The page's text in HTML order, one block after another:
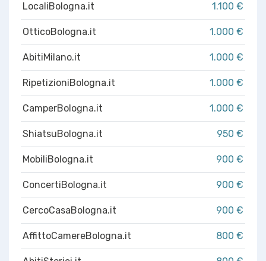
LocaliBologna.it 1.100 €
OtticoBologna.it 1.000 €
AbitiMilano.it 1.000 €
RipetizioniBologna.it 1.000 €
CamperBologna.it 1.000 €
ShiatsuBologna.it 950 €
MobiliBologna.it 900 €
ConcertiBologna.it 900 €
CercoCasaBologna.it 900 €
AffittoCamereBologna.it 800 €